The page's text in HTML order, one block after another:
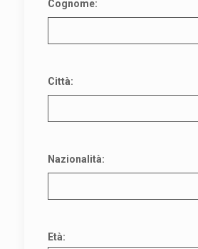
Cognome:
Città:
Nazionalità:
Età: